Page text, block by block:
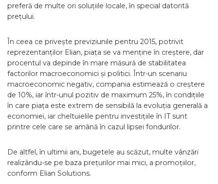
preferă de multe ori soluțiile locale, în special datorită
prețului.
În ceea ce privește previziunile pentru 2015, potrivit
reprezentanților Elian, piața se va menține în creștere, dar
procentul va depinde în mare măsură de stabilitatea
factorilor macroeconomici și politici. Într-un scenariu
macroeconomic negativ, compania estimează o creștere
de 10%, iar într-unul pozitiv de maximum 25%, în condițiile
în care piața este extrem de sensibilă la evoluția generală a
economiei, iar cheltuielile pentru investițiile în IT sunt
printre cele care se amână în cazul lipsei fondurilor.
De altfel, în ultimii ani, bugetele au scăzut, multe vânzări
realizându-se pe baza prețurilor mai mici, a promoțiilor,
conform Elian Solutions.